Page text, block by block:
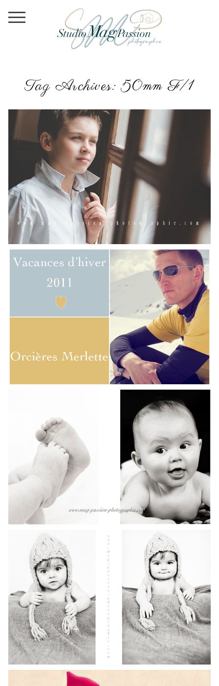
Tag Archives:50mm F/1
SEANCE ENFANT / EXTERIEUR / PARIS /
PERSO / MES VACANCES AU SKI /
SÉANCE ENFANT / STUDIO / LUCAS
SÉANCE BÉBÉ / STUDIO / LOLA